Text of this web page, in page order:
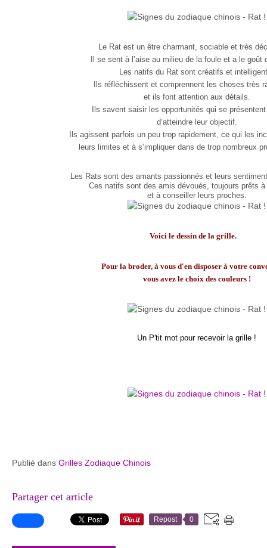
Le Rat est un être charmant, sociable et très
Il se sent à l’aise au milieu de la foule et a le goût
Les natifs du Rat sont créatifs et
Ils réfléchissent et comprennent les choses très
et ils font attention aux détails.
Ils savent saisir les opportunités qui se
d’atteindre leur objectif.
Ils agissent parfois un peu trop rapidement, ce qui les
leurs limites et à s’impliquer dans de trop nombreux
Les Rats sont des amants passionnés et leurs
Ces natifs sont des amis dévoués, toujours prêts à
et à conseiller leurs proches.
Voici le dessin de la grille.
Pour la broder, à vous d'en disposer à votre
vous avez le choix des couleurs !
Un P'tit mot pour recevoir la grille !
Publié dans Grilles Zodiaque Chinois
Partager cet article
Repost 0